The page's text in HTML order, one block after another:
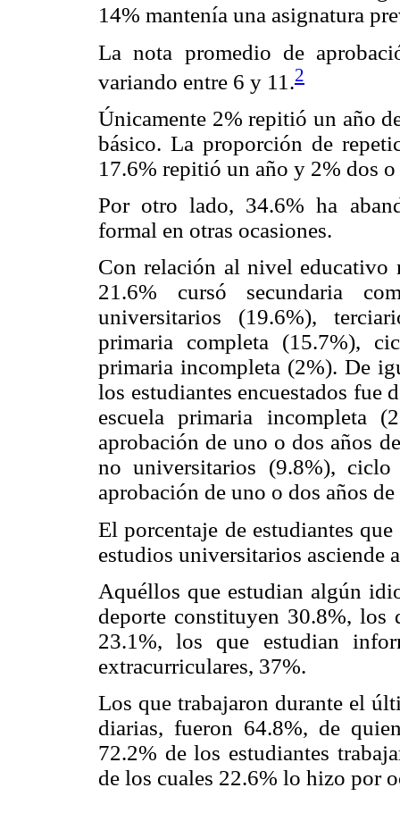
14% mantenía una asignatura
La nota promedio de
variando entre 6 y 11.2
Únicamente 2% repitió un año
básico. La proporción de
17.6% repitió un año y 2% dos o
Por otro lado, 34.6% ha
formal en otras ocasiones.
Con relación al nivel educativo
21.6% cursó secundaria
universitarios (19.6%),
primaria completa (15.7%),
primaria incompleta (2%). De
los estudiantes encuestados fue
escuela primaria incompleta
aprobación de uno o dos años
no universitarios (9.8%),
aprobación de uno o dos años
El porcentaje de estudiantes
estudios universitarios asciende
Aquéllos que estudian algún
deporte constituyen 30.8%, los
23.1%, los que estudian
extracurriculares, 37%.
Los que trabajaron durante el
diarias, fueron 64.8%, de
72.2% de los estudiantes
de los cuales 22.6% lo hizo por